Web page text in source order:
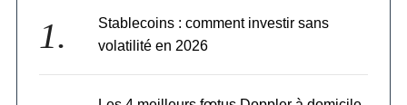
Stablecoins : comment investir sans
volatilité en 2026